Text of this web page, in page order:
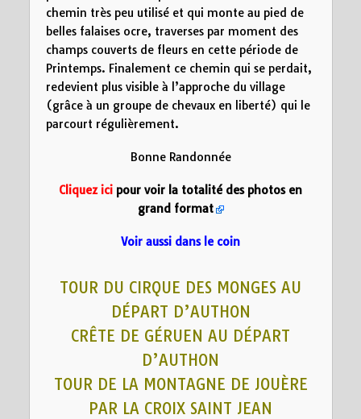
chemin très peu utilisé et qui monte au pied de
belles falaises ocre, traverses par moment des
champs couverts de fleurs en cette période de
Printemps. Finalement ce chemin qui se perdait,
redevient plus visible à l’approche du village
(grâce à un groupe de chevaux en liberté) qui le
parcourt régulièrement.
Bonne Randonnée
Cliquez ici pour voir la totalité des photos en
grand format
Voir aussi dans le coin
TOUR DU CIRQUE DES MONGES AU
DÉPART D’AUTHON
CRÊTE DE GÉRUEN AU DÉPART
D’AUTHON
TOUR DE LA MONTAGNE DE JOUÈRE
PAR LA CROIX SAINT JEAN